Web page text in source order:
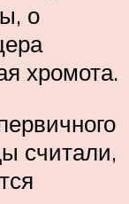
о
хромота.
считали,